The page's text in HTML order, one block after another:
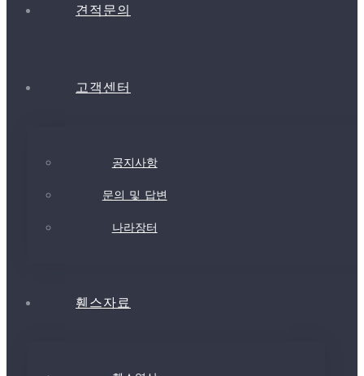
견적문의
고객센터
공지사항
문의 및 답변
나라장터
휀스자료